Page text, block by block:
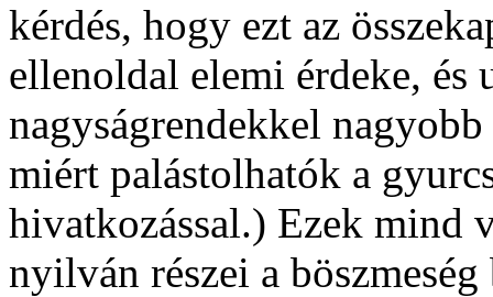
kérdés, hogy ezt az
ellenoldal elemi érdeke, és
nagyságrendekkel
miért palástolhatók a
hivatkozással.) Ezek mind
nyilván részei a